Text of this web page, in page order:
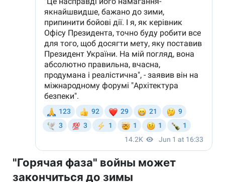
"Горячая фаза" войны может
закончиться до зимы